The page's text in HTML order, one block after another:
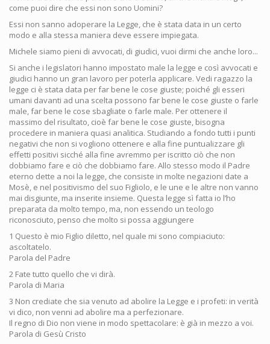
come puoi dire che essi non sono Uomini?
Essi non sanno adoperare la Legge, che è stata data in un certo
modo e alla stessa maniera deve essere impiegata.
Michele siamo pieni di avvocati, di giudici, vuoi dirmi che anche loro...
Si anche i legislatori hanno impostato male la legge e così avvocati e
giudici hanno un gran lavoro per poterla applicare. Vedi ragazzo la
legge ci è stata data per far bene le cose giuste; poiché gli esseri
umani davanti ad una scelta possono far bene le cose giuste o farle
male, far bene le cose sbagliate o farle male. Per ottenere il
massimo del risultato, cioè far bene le cose giuste, bisogna
procedere in maniera quasi analitica. Studiando a fondo tutti i punti
negativi che non si vogliono ottenere e alla fine puntualizzare gli
effetti positivi sicché alla fine avremmo per iscritto ciò che non
dobbiamo fare e ciò che dobbiamo fare. Allo stesso modo il Padre
eterno dette a noi la legge, che consiste in molte negazioni date a
Mosè, e nel positivismo del suo Figliolo, e le une e le altre non vanno
mai disgiunte, ma inserite insieme. Questa legge sì fatta io l’ho
preparata da molto tempo, ma, non essendo un teologo
riconosciuto, penso che molto si possa aggiungere
1 Questo è mio Figlio diletto, nel quale mi sono compiaciuto:
ascoltatelo.
Parola del Padre
2 Fate tutto quello che vi dirà.
Parola di Maria
3 Non crediate che sia venuto ad abolire la Legge e i profeti: in verità
vi dico, non venni ad abolire ma a perfezionare.
Il regno di Dio non viene in modo spettacolare: è già in mezzo a voi.
Parola di Gesù Cristo